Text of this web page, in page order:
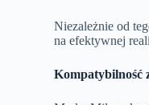
Niezależnie od
na efektywnej
Kompatybilność